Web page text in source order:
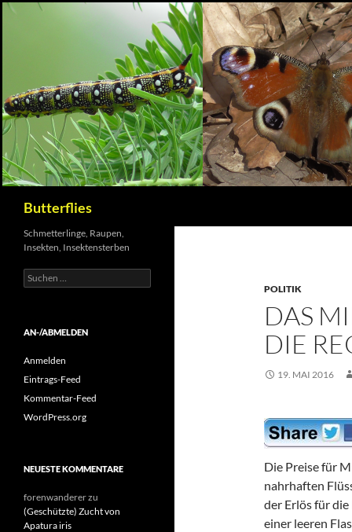
Butterflies
POLITIK
DAS
DIE
19. MAI 2016
Die Preise für
nahrhaften
der Erlös für die
einer leeren
Schmetterlinge, Raupen,
Insekten, Insektensterben
Suchen
nach:
AN-/ABMELDEN
Anmelden
Eintrags-Feed
Kommentar-Feed
WordPress.org
NEUESTE KOMMENTARE
forenwandererzu
(Geschützte) Zucht von
Apatura iris